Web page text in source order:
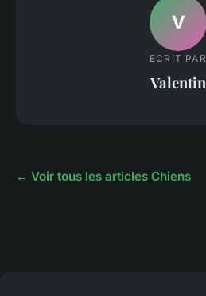
V
ECRIT PAR
Valentin
← Voir tous les articles Chiens